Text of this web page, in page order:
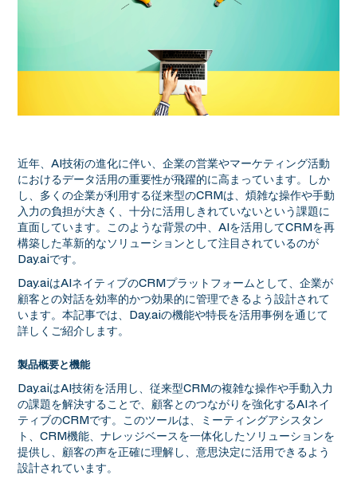
近年、AI技術の進化に伴い、企業の営業やマーケティング活動
におけるデータ活用の重要性が飛躍的に高まっています。しか
し、多くの企業が利用する従来型のCRMは、煩雑な操作や手動
入力の負担が大きく、十分に活用しきれていないという課題に
直面しています。このような背景の中、AIを活用してCRMを再
構築した革新的なソリューションとして注目されているのが
Day.aiです。
Day.aiはAIネイティブのCRMプラットフォームとして、企業が
顧客との対話を効率的かつ効果的に管理できるよう設計されて
います。本記事では、Day.aiの機能や特長を活用事例を通じて
詳しくご紹介します。
製品概要と機能
Day.aiはAI技術を活用し、従来型CRMの複雑な操作や手動入力
の課題を解決することで、顧客とのつながりを強化するAIネイ
ティブのCRMです。このツールは、ミーティングアシスタン
ト、CRM機能、ナレッジベースを一体化したソリューションを
提供し、顧客の声を正確に理解し、意思決定に活用できるよう
設計されています。